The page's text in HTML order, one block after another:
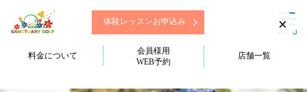
体験レッスンお申込み
料金について
会員様用
WEB予約
店舗一覧
×